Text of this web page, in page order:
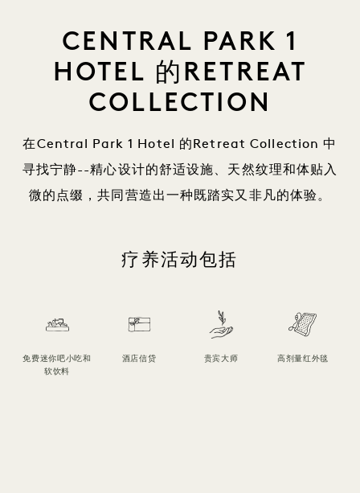
CENTRAL PARK 1
HOTEL 的RETREAT
COLLECTION
在Central Park 1 Hotel 的Retreat Collection 中
寻找宁静--精心设计的舒适设施、天然纹理和体贴入
微的点缀，共同营造出一种既踏实又非凡的体验。
疗养活动包括
免费迷你吧小吃和
软饮料
酒店信贷 贵宾大师 高剂量红外毯